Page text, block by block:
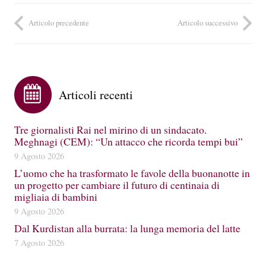
Articolo precedente Articolo successivo
Articoli recenti
Tre giornalisti Rai nel mirino di un sindacato.
Meghnagi (CEM): “Un attacco che ricorda tempi bui”
9 Agosto 2026
L’uomo che ha trasformato le favole della buonanotte in
un progetto per cambiare il futuro di centinaia di
migliaia di bambini
9 Agosto 2026
Dal Kurdistan alla burrata: la lunga memoria del latte
7 Agosto 2026